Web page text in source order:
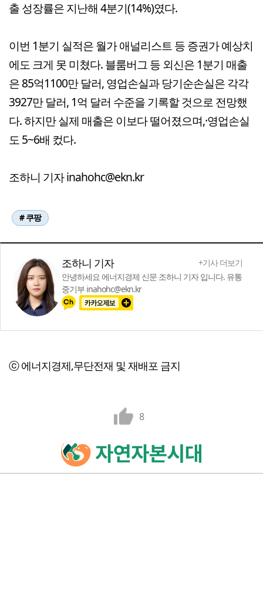
출 성장률은 지난해 4분기(14%)였다.
이번 1분기 실적은 월가 애널리스트 등 증권가 예상치
에도 크게 못 미쳤다. 블룸버그 등 외신은 1분기 매출
은 85억1100만 달러, 영업손실과 당기순손실은 각각
3927만 달러, 1억 달러 수준을 기록할 것으로 전망했
다. 하지만 실제 매출은 이보다 떨어졌으며,·영업손실
도 5~6배 컸다.
조하니 기자 inahohc@ekn.kr
# 쿠팡
조하니 기자
+기사 더보기
안녕하세요 에너지경제 신문 조하니 기자 입니다. 유통
중기부 inahohc@ekn.kr
ⓒ 에너지경제,무단전재 및 재배포 금지
8